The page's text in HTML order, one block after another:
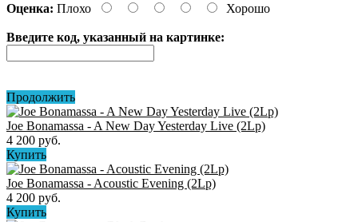
Оценка: Плохо Хорошо
Введите код, указанный на картинке:
Продолжить
Joe Bonamassa - A New Day Yesterday Live (2Lp)
4 200 руб.
Купить
Joe Bonamassa - Acoustic Evening (2Lp)
4 200 руб.
Купить